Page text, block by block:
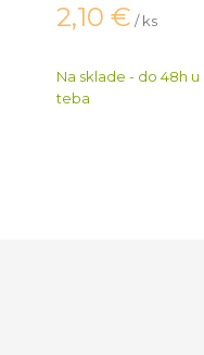
2,10 € / ks
Na sklade - do 48h u
teba